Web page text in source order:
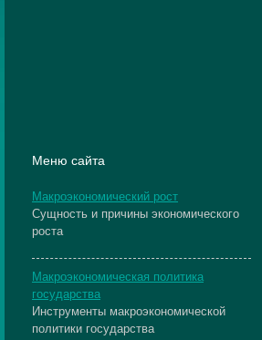
Меню сайта
Макроэкономический рост
Сущность и причины экономического
роста
Макроэкономическая политика
государства
Инструменты макроэкономической
политики государства